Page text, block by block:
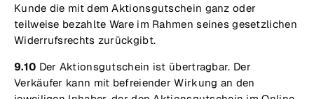
Kunde die mit dem Aktionsgutschein ganz oder
teilweise bezahlte Ware im Rahmen seines gesetzlichen
Widerrufsrechts zurückgibt.
9.10 Der Aktionsgutschein ist übertragbar. Der
Verkäufer kann mit befreiender Wirkung an den